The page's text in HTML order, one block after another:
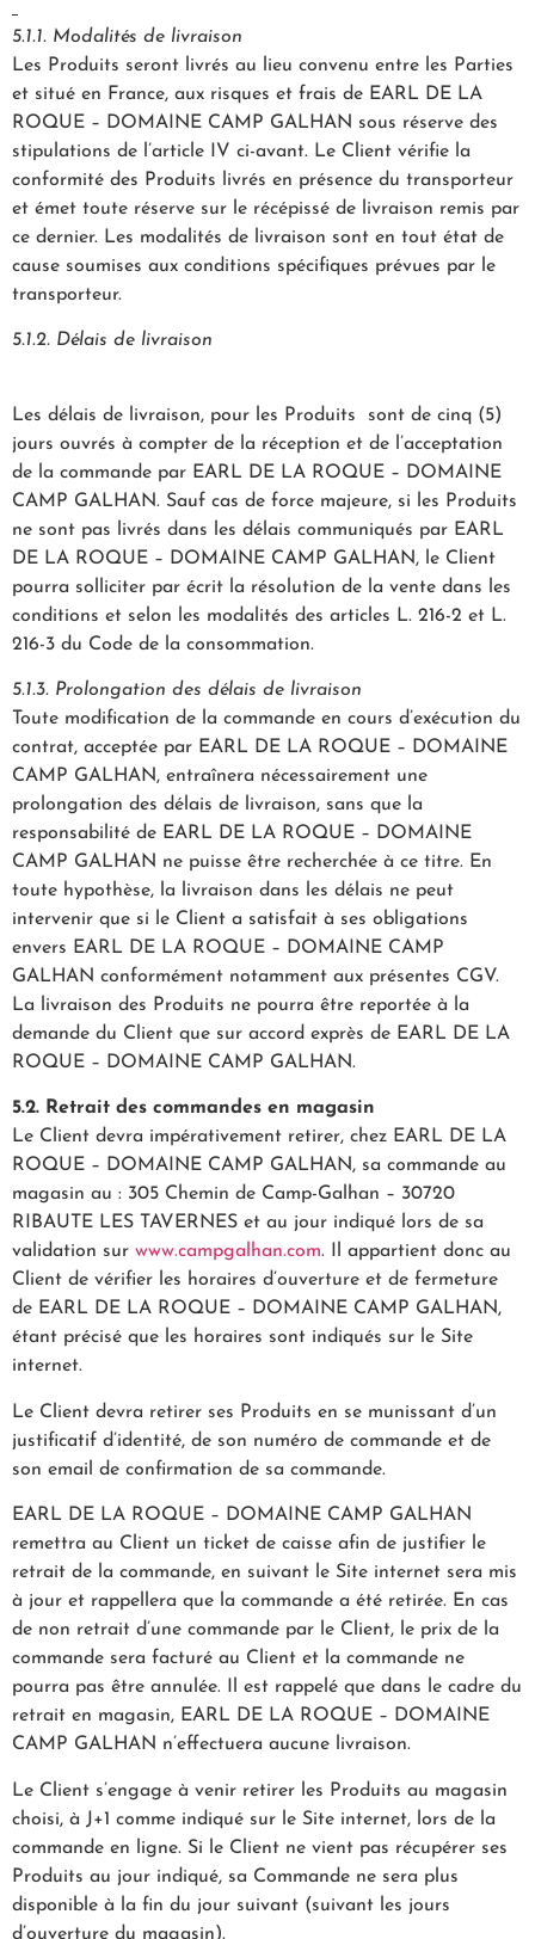
5.1.1. Modalités de livraison
Les Produits seront livrés au lieu convenu entre les Parties
et situé en France, aux risques et frais de EARL DE LA
ROQUE – DOMAINE CAMP GALHAN sous réserve des
stipulations de l’article IV ci-avant. Le Client vérifie la
conformité des Produits livrés en présence du transporteur
et émet toute réserve sur le récépissé de livraison remis par
ce dernier. Les modalités de livraison sont en tout état de
cause soumises aux conditions spécifiques prévues par le
transporteur.
5.1.2. Délais de livraison
Les délais de livraison, pour les Produits sont de cinq (5)
jours ouvrés à compter de la réception et de l’acceptation
de la commande par EARL DE LA ROQUE – DOMAINE
CAMP GALHAN. Sauf cas de force majeure, si les Produits
ne sont pas livrés dans les délais communiqués par EARL
DE LA ROQUE – DOMAINE CAMP GALHAN, le Client
pourra solliciter par écrit la résolution de la vente dans les
conditions et selon les modalités des articles L. 216-2 et L.
216-3 du Code de la consommation.
5.1.3. Prolongation des délais de livraison
Toute modification de la commande en cours d’exécution du
contrat, acceptée par EARL DE LA ROQUE – DOMAINE
CAMP GALHAN, entraînera nécessairement une
prolongation des délais de livraison, sans que la
responsabilité de EARL DE LA ROQUE – DOMAINE
CAMP GALHAN ne puisse être recherchée à ce titre. En
toute hypothèse, la livraison dans les délais ne peut
intervenir que si le Client a satisfait à ses obligations
envers EARL DE LA ROQUE – DOMAINE CAMP
GALHAN conformément notamment aux présentes CGV.
La livraison des Produits ne pourra être reportée à la
demande du Client que sur accord exprès de EARL DE LA
ROQUE – DOMAINE CAMP GALHAN.
5.2. Retrait des commandes en magasin
Le Client devra impérativement retirer, chez EARL DE LA
ROQUE – DOMAINE CAMP GALHAN, sa commande au
magasin au : 305 Chemin de Camp-Galhan – 30720
RIBAUTE LES TAVERNES et au jour indiqué lors de sa
validation sur www.campgalhan.com. Il appartient donc au
Client de vérifier les horaires d’ouverture et de fermeture
de EARL DE LA ROQUE – DOMAINE CAMP GALHAN,
étant précisé que les horaires sont indiqués sur le Site
internet.
Le Client devra retirer ses Produits en se munissant d’un
justificatif d’identité, de son numéro de commande et de
son email de confirmation de sa commande.
EARL DE LA ROQUE – DOMAINE CAMP GALHAN
remettra au Client un ticket de caisse afin de justifier le
retrait de la commande, en suivant le Site internet sera mis
à jour et rappellera que la commande a été retirée. En cas
de non retrait d’une commande par le Client, le prix de la
commande sera facturé au Client et la commande ne
pourra pas être annulée. Il est rappelé que dans le cadre du
retrait en magasin, EARL DE LA ROQUE – DOMAINE
CAMP GALHAN n’effectuera aucune livraison.
Le Client s’engage à venir retirer les Produits au magasin
choisi, à J+1 comme indiqué sur le Site internet, lors de la
commande en ligne. Si le Client ne vient pas récupérer ses
Produits au jour indiqué, sa Commande ne sera plus
disponible à la fin du jour suivant (suivant les jours
d’ouverture du magasin).